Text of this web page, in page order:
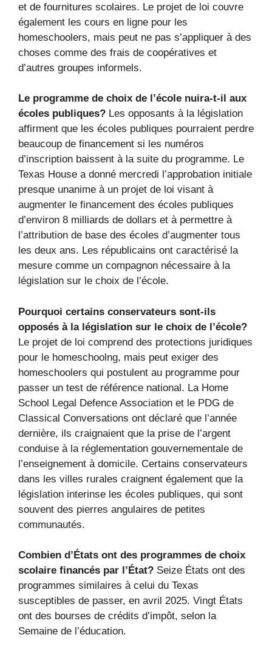
et de fournitures scolaires. Le projet de loi couvre
également les cours en ligne pour les
homeschoolers, mais peut ne pas s’appliquer à des
choses comme des frais de coopératives et
d’autres groupes informels.
Le programme de choix de l’école nuira-t-il aux
écoles publiques? Les opposants à la législation
affirment que les écoles publiques pourraient perdre
beaucoup de financement si les numéros
d’inscription baissent à la suite du programme. Le
Texas House a donné mercredi l’approbation initiale
presque unanime à un projet de loi visant à
augmenter le financement des écoles publiques
d’environ 8 milliards de dollars et à permettre à
l’attribution de base des écoles d’augmenter tous
les deux ans. Les républicains ont caractérisé la
mesure comme un compagnon nécessaire à la
législation sur le choix de l’école.
Pourquoi certains conservateurs sont-ils
opposés à la législation sur le choix de l’école?
Le projet de loi comprend des protections juridiques
pour le homeschoolng, mais peut exiger des
homeschoolers qui postulent au programme pour
passer un test de référence national. La Home
School Legal Defence Association et le PDG de
Classical Conversations ont déclaré que l’année
dernière, ils craignaient que la prise de l’argent
conduise à la réglementation gouvernementale de
l’enseignement à domicile. Certains conservateurs
dans les villes rurales craignent également que la
législation interinse les écoles publiques, qui sont
souvent des pierres angulaires de petites
communautés.
Combien d’États ont des programmes de choix
scolaire financés par l’État? Seize États ont des
programmes similaires à celui du Texas
susceptibles de passer, en avril 2025. Vingt États
ont des bourses de crédits d’impôt, selon la
Semaine de l’éducation.